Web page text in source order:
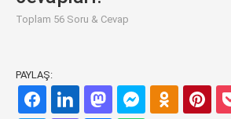
Toplam 56 Soru & Cevap
PAYLAŞ: